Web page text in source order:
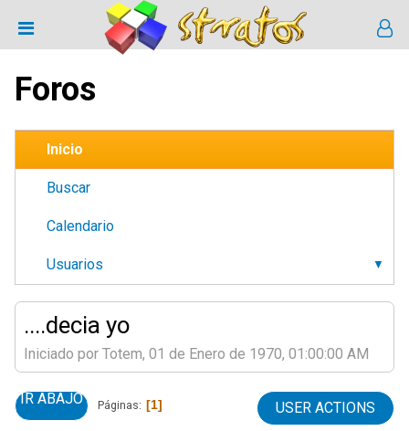
Foros
Inicio
Buscar
Calendario
Usuarios
....decia yo
Iniciado por Totem, 01 de Enero de 1970, 01:00:00 AM
IR ABAJO Páginas 1 USER ACTIONS